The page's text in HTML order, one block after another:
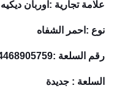
علامة تجارية :اوربان ديكيه
نوع :احمر الشفاه
رقم السلعة :2724468905759
السلعة : جديدة